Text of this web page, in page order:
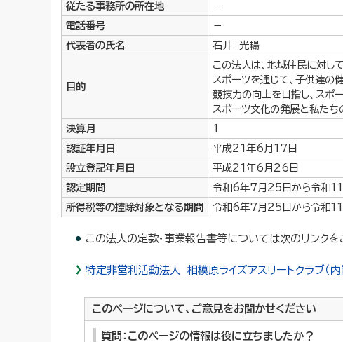
従たる事務所の所在地
－
電話番号
－
代表者の氏名
石井 光暢
目的
この法人は、地域住民に対し
スポーツを通じて、子供達の
競技力の向上を目指し、スポ
スポーツ文化の発展と私たち
決算月
1
認証年月日
平成21年6月17日
設立登記年月日
平成21年6月26日
認定期間
令和6年7月25日から令和
所得税等の控除対象となる期間
令和6年7月25日から令和
この法人の定款・事業報告書等については次のリンクを
特定非営利活動法人 相模原ライズアスリートクラブ（
このページについて、ご意見をお聞かせください
質問：このページの情報は役に立ちましたか？